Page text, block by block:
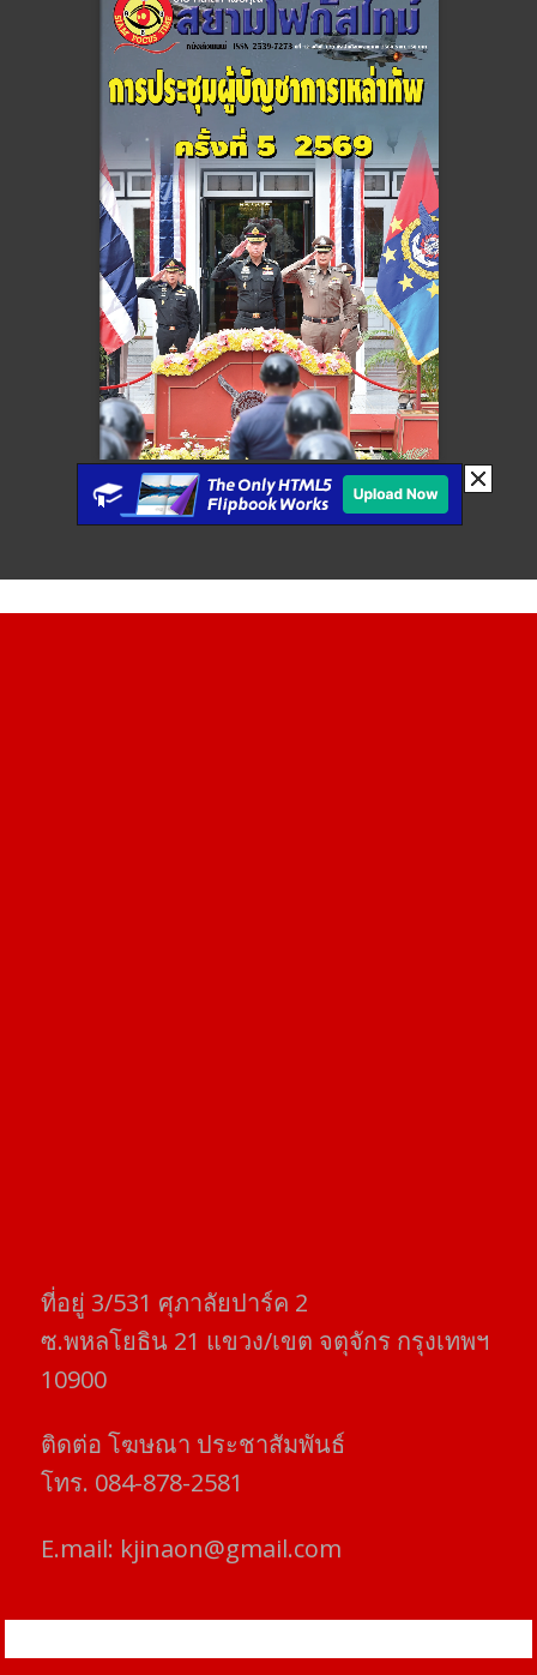
ที่อยู่​ 3/531​ ศุภาลัยปาร์ค​ 2
ซ.พหลโยธิน​ 21​ แขวง/เขต​ จตุจักร​ กรุงเทพฯ
10900
ติดต่อ​ โฆษณา​ ประชาสัมพันธ์
โทร​. 084-878-2581
E.mail: kjinaon@gmail.com